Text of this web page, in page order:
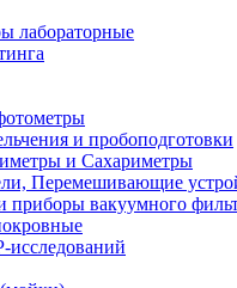
лабораторные
и пробоподготовки
и Сахариметры
Перемешивающие
приборы вакуумного